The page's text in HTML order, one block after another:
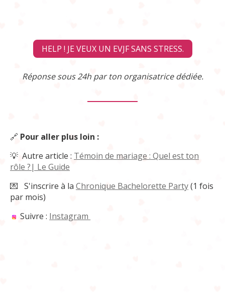
HELP ! JE VEUX UN EVJF SANS STRESS.
Réponse sous 24h par ton organisatrice dédiée.
🔗 Pour aller plus loin :
💡 Autre article : Témoin de mariage : Quel est ton
rôle ?| Le Guide
💌 S'inscrire à la Chronique Bachelorette Party(1 fois
par mois)
Suivre : Instagram